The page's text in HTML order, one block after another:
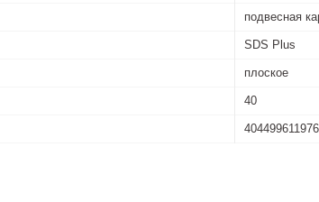
подвесная
SDS Plus
плоское
40